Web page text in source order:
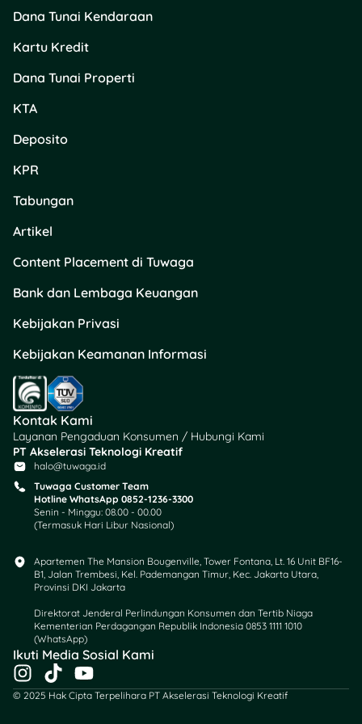
Berlaku semua jenis
Berlaku untuk varian
Vanilla.
ada.
kasir saat memesan.
(Kecuali area
7. Promo Ngemil
Nama promo:
Ngemil
Brand/Restoran:
Lawson
Jenis promo:🤑
Diskon Produk Snack
Menu Promo:Aneka
Dana Tunai Kendaraan
Kartu Kredit
Dana Tunai Properti
KTA
Deposito
KPR
Tabungan
Artikel
Content Placement di Tuwaga
Bank dan Lembaga Keuangan
Kebijakan Privasi
Kebijakan Keamanan Informasi
Kontak Kami
Layanan Pengaduan Konsumen / Hubungi Kami
PT Akselerasi Teknologi Kreatif
halo@tuwaga.id
Tuwaga Customer Team
Hotline WhatsApp 0852-1236-3300
Senin - Minggu: 08.00 - 00.00
(Termasuk Hari Libur Nasional)
Apartemen The Mansion Bougenville, Tower Fontana, Lt. 16 Unit BF16-
B1, Jalan Trembesi, Kel. Pademangan Timur, Kec. Jakarta Utara,
Provinsi DKI Jakarta
Direktorat Jenderal Perlindungan Konsumen dan Tertib Niaga
Kementerian Perdagangan Republik Indonesia 0853 1111 1010
(WhatsApp)​
Ikuti Media Sosial Kami
I
n
T
i
Y
o
© 2025 Hak Cipta Terpelihara PT Akselerasi Teknologi Kreatif